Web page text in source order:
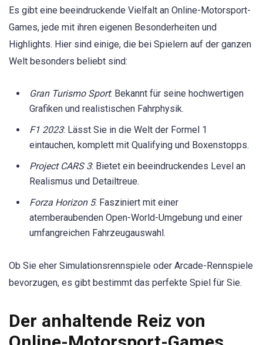
Es gibt eine beeindruckende Vielfalt an Online-Motorsport-
Games, jede mit ihren eigenen Besonderheiten und
Highlights. Hier sind einige, die bei Spielern auf der ganzen
Welt besonders beliebt sind:
Gran Turismo Sport: Bekannt für seine hochwertigen
Grafiken und realistischen Fahrphysik.
F1 2023: Lässt Sie in die Welt der Formel 1
eintauchen, komplett mit Qualifying und Boxenstopps.
Project CARS 3: Bietet ein beeindruckendes Level an
Realismus und Detailtreue.
Forza Horizon 5: Fasziniert mit einer
atemberaubenden Open-World-Umgebung und einer
umfangreichen Fahrzeugauswahl.
Ob Sie eher Simulationsrennspiele oder Arcade-Rennspiele
bevorzugen, es gibt bestimmt das perfekte Spiel für Sie.
Der anhaltende Reiz von